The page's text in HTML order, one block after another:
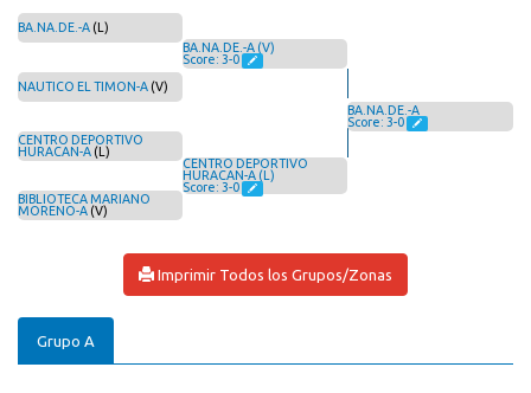
BA.NA.DE.-A (L)
NAUTICO EL TIMON-A (V)
CENTRO DEPORTIVO
HURACAN-A (L)
BIBLIOTECA MARIANO
MORENO-A (V)
BA.NA.DE.-A (V)
Score: 3-0
CENTRO DEPORTIVO
HURACAN-A (L)
Score: 3-0
BA.NA.DE.-A
Score: 3-0
Imprimir Todos los Grupos/Zonas
Grupo A